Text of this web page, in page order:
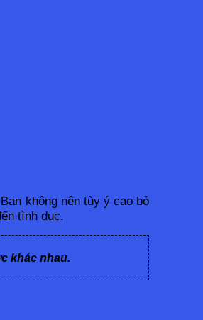
không nên tùy ý cạo bỏ
tình dục.
khác nhau.